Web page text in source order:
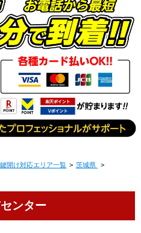
開け対応エリア一覧
茨城県
ンター